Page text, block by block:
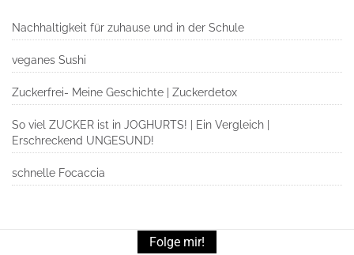
Nachhaltigkeit für zuhause und in der Schule
veganes Sushi
Zuckerfrei- Meine Geschichte | Zuckerdetox
So viel ZUCKER ist in JOGHURTS! | Ein Vergleich |
Erschreckend UNGESUND!
schnelle Focaccia
Folge mir!